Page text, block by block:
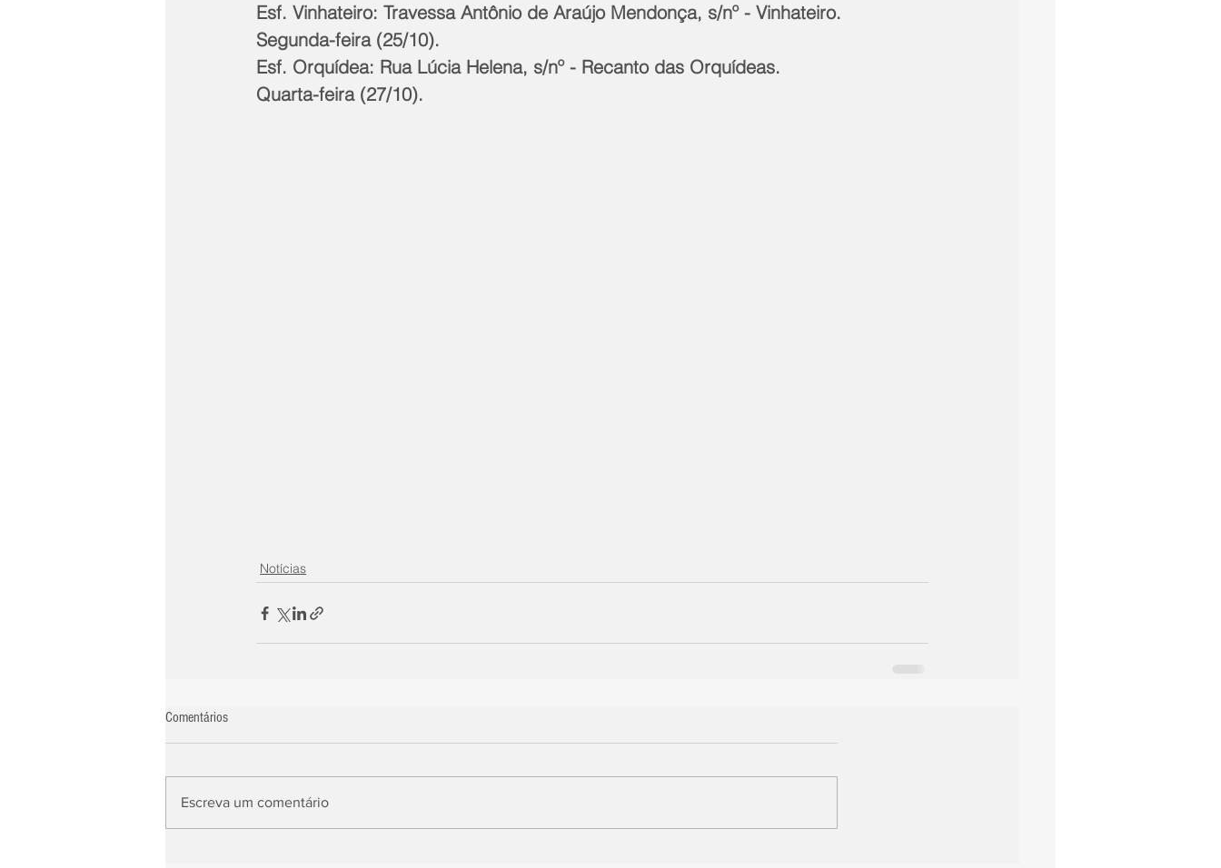
Esf. Vinhateiro: Travessa Antônio de Araújo Mendonça, s/nº - Vinhateiro.
Segunda-feira (25/10).
Esf. Orquídea: Rua Lúcia Helena, s/nº - Recanto das Orquídeas.
Quarta-feira (27/10).
Notícias
Comentários
Escreva um comentário